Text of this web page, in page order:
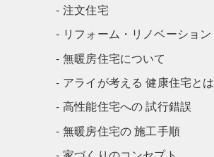
注文住宅
リフォーム・リノベーション
無暖房住宅について
アライが考える 健康住宅とは
高性能住宅への 試行錯誤
無暖房住宅の 施工手順